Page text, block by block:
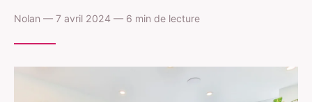
Nolan — 7 avril 2024 — 6 min de lecture